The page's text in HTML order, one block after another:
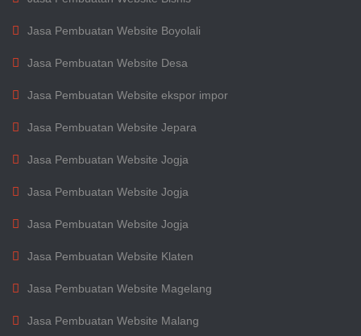
Jasa Pembuatan Website Boyolali
Jasa Pembuatan Website Desa
Jasa Pembuatan Website ekspor impor
Jasa Pembuatan Website Jepara
Jasa Pembuatan Website Jogja
Jasa Pembuatan Website Jogja
Jasa Pembuatan Website Jogja
Jasa Pembuatan Website Klaten
Jasa Pembuatan Website Magelang
Jasa Pembuatan Website Malang